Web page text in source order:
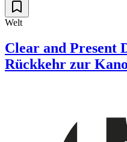
Welt
Clear and Present
Rückkehr zur